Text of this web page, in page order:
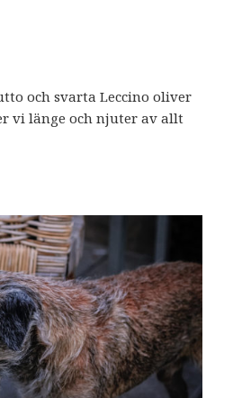
och svarta Leccino oliver
vi länge och njuter av allt